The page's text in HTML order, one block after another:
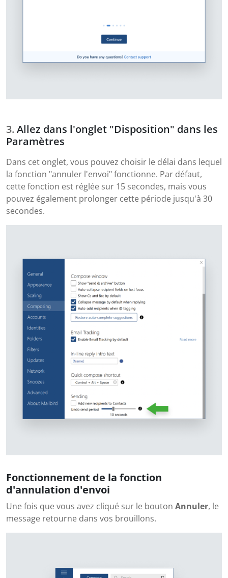
Allez dans l'onglet "Disposition" dans les
Paramètres
Dans cet onglet, vous pouvez choisir le délai dans lequel
la fonction "annuler l'envoi" fonctionne. Par défaut,
cette fonction est réglée sur 15 secondes, mais vous
pouvez également prolonger cette période jusqu'à 30
secondes.
Fonctionnement de la fonction
d'annulation d'envoi
Une fois que vous avez cliqué sur le bouton Annuler, le
message retourne dans vos brouillons.